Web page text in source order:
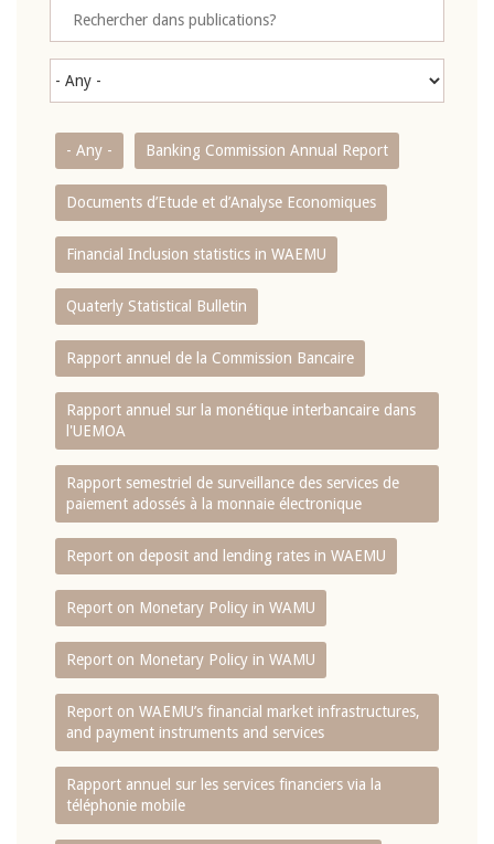
- Any - Banking Commission Annual Report
Documents d’Etude et d’Analyse Economiques
Financial Inclusion statistics in WAEMU
Quaterly Statistical Bulletin
Rapport annuel de la Commission Bancaire
Rapport annuel sur la monétique interbancaire dans
l'UEMOA
Rapport semestriel de surveillance des services de
paiement adossés à la monnaie électronique
Report on deposit and lending rates in WAEMU
Report on Monetary Policy in WAMU
Report on Monetary Policy in WAMU
Report on WAEMU’s financial market infrastructures,
and payment instruments and services
Rapport annuel sur les services financiers via la
téléphonie mobile